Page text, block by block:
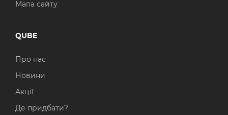
Мапа сайту
QUBE
Про нас
Новини
Акції
Де придбати?